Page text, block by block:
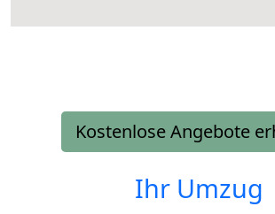
Kostenlose Angebote
Ihr Umzug